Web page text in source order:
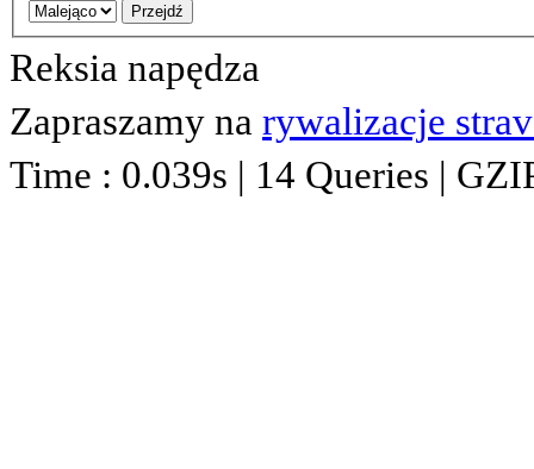
Przejdź
Reksia napędza
Zapraszamy na rywalizacje
Time : 0.039s | 14 Queries |